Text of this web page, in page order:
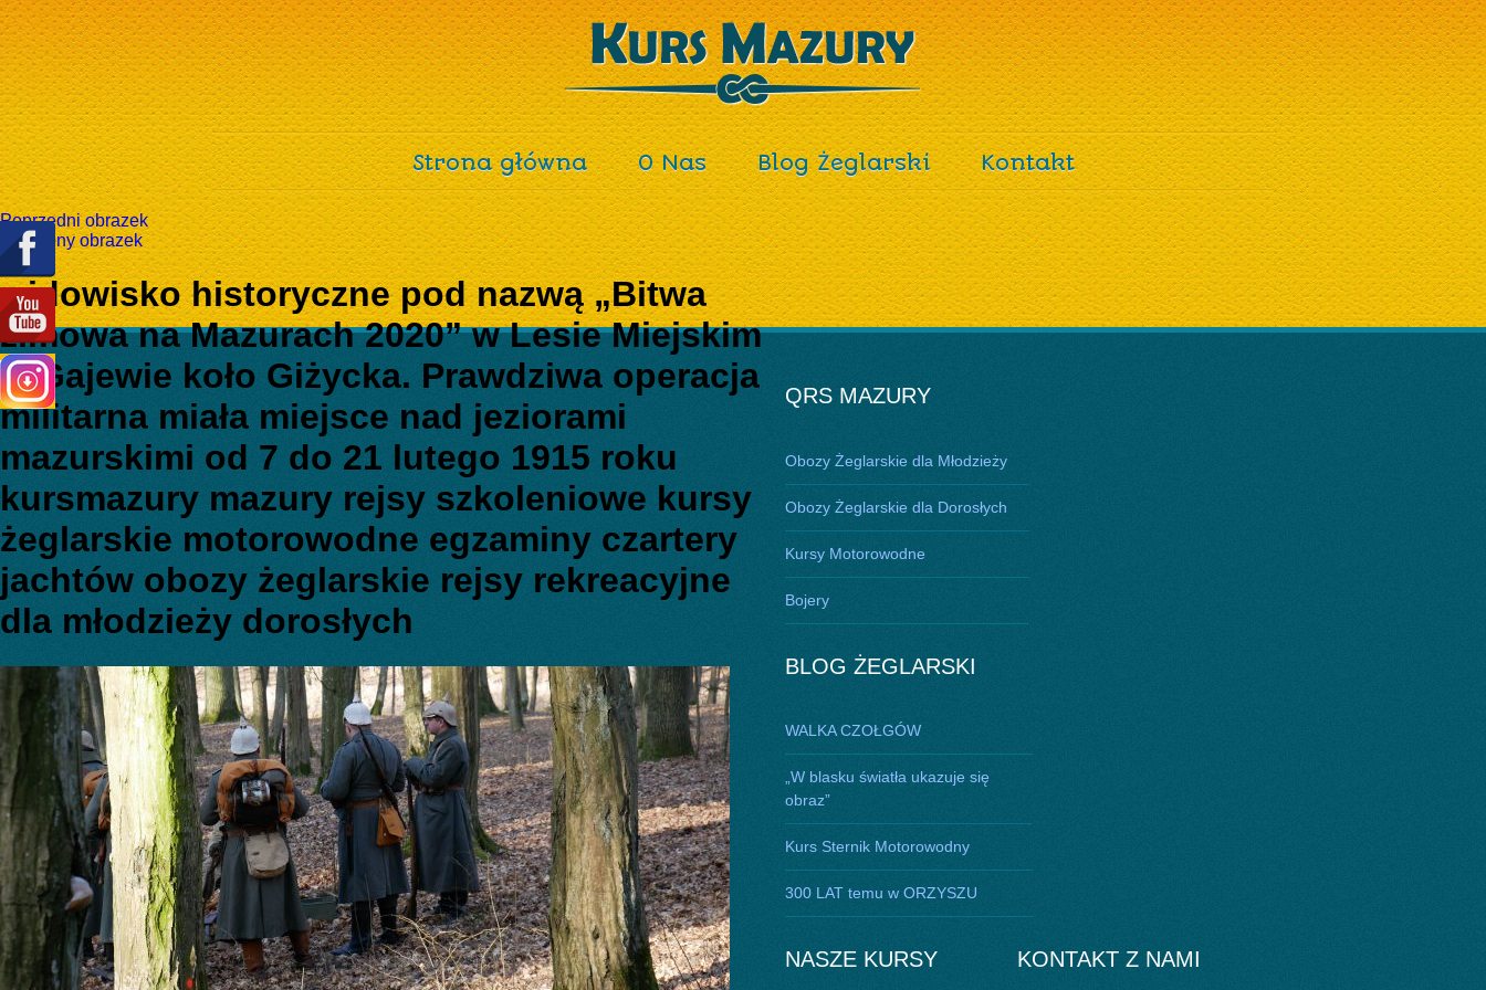
Strona główna O Nas Blog Żeglarski Kontakt
Poprzedni obrazek
Następny obrazek
widowisko historyczne pod nazwą „Bitwa
zimowa na Mazurach 2020” w Lesie Miejskim
w Gajewie koło Giżycka. Prawdziwa operacja
militarna miała miejsce nad jeziorami
mazurskimi od 7 do 21 lutego 1915 roku
kursmazury mazury rejsy szkoleniowe kursy
żeglarskie motorowodne egzaminy czartery
jachtów obozy żeglarskie rejsy rekreacyjne
dla młodzieży dorosłych
QRS MAZURY
Obozy Żeglarskie dla Młodzieży
Obozy Żeglarskie dla Dorosłych
Kursy Motorowodne
Bojery
BLOG ŻEGLARSKI
WALKA CZOŁGÓW
„W blasku światła ukazuje się
obraz”
Kurs Sternik Motorowodny
300 LAT temu w ORZYSZU
NASZE KURSY KONTAKT Z NAMI